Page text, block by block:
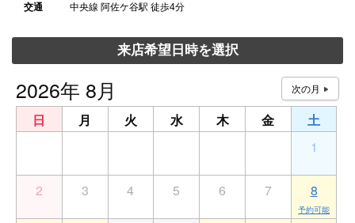
交通
中央線 阿佐ケ谷駅 徒歩4分
来店希望日時を選択
2026年 8月
日 月 火 水 木 金
土
1
2 3 4 5 6 7 8